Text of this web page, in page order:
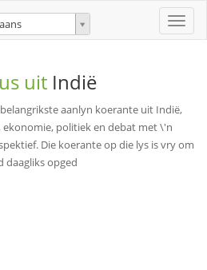
Toggle
uit Indië
aanlyn koerante uit Indië,
politiek en debat met \'n
Die koerante op die lys is vry om
daagliks opged